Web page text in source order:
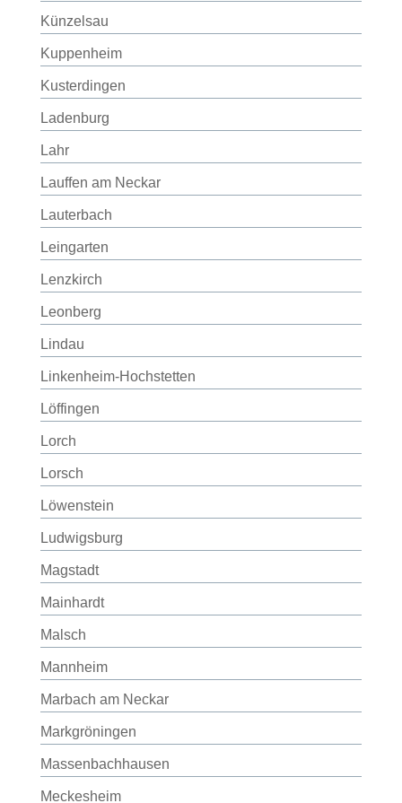
Künzelsau
Kuppenheim
Kusterdingen
Ladenburg
Lahr
Lauffen am Neckar
Lauterbach
Leingarten
Lenzkirch
Leonberg
Lindau
Linkenheim-Hochstetten
Löffingen
Lorch
Lorsch
Löwenstein
Ludwigsburg
Magstadt
Mainhardt
Malsch
Mannheim
Marbach am Neckar
Markgröningen
Massenbachhausen
Meckesheim